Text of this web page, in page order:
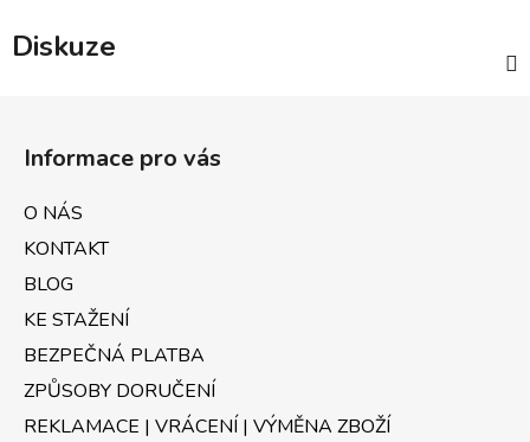
Diskuze
Informace pro vás
O NÁS
KONTAKT
BLOG
KE STAŽENÍ
BEZPEČNÁ PLATBA
ZPŮSOBY DORUČENÍ
REKLAMACE | VRÁCENÍ | VÝMĚNA ZBOŽÍ